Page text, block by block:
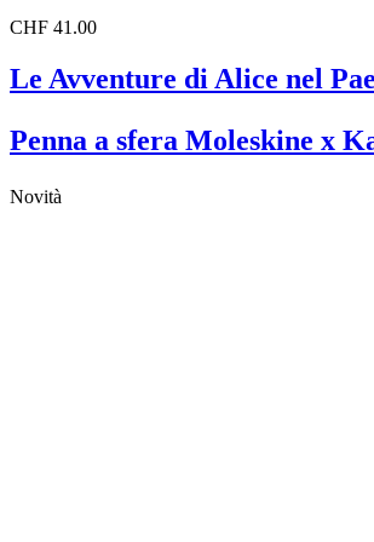
CHF 41.00
Le Avventure di Alice nel
Penna a sfera Moleskine x
Novità